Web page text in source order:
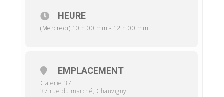
HEURE
(Mercredi) 10 h 00 min - 12 h 00 min
EMPLACEMENT
Galerie 37
37 rue du marché, Chauvigny